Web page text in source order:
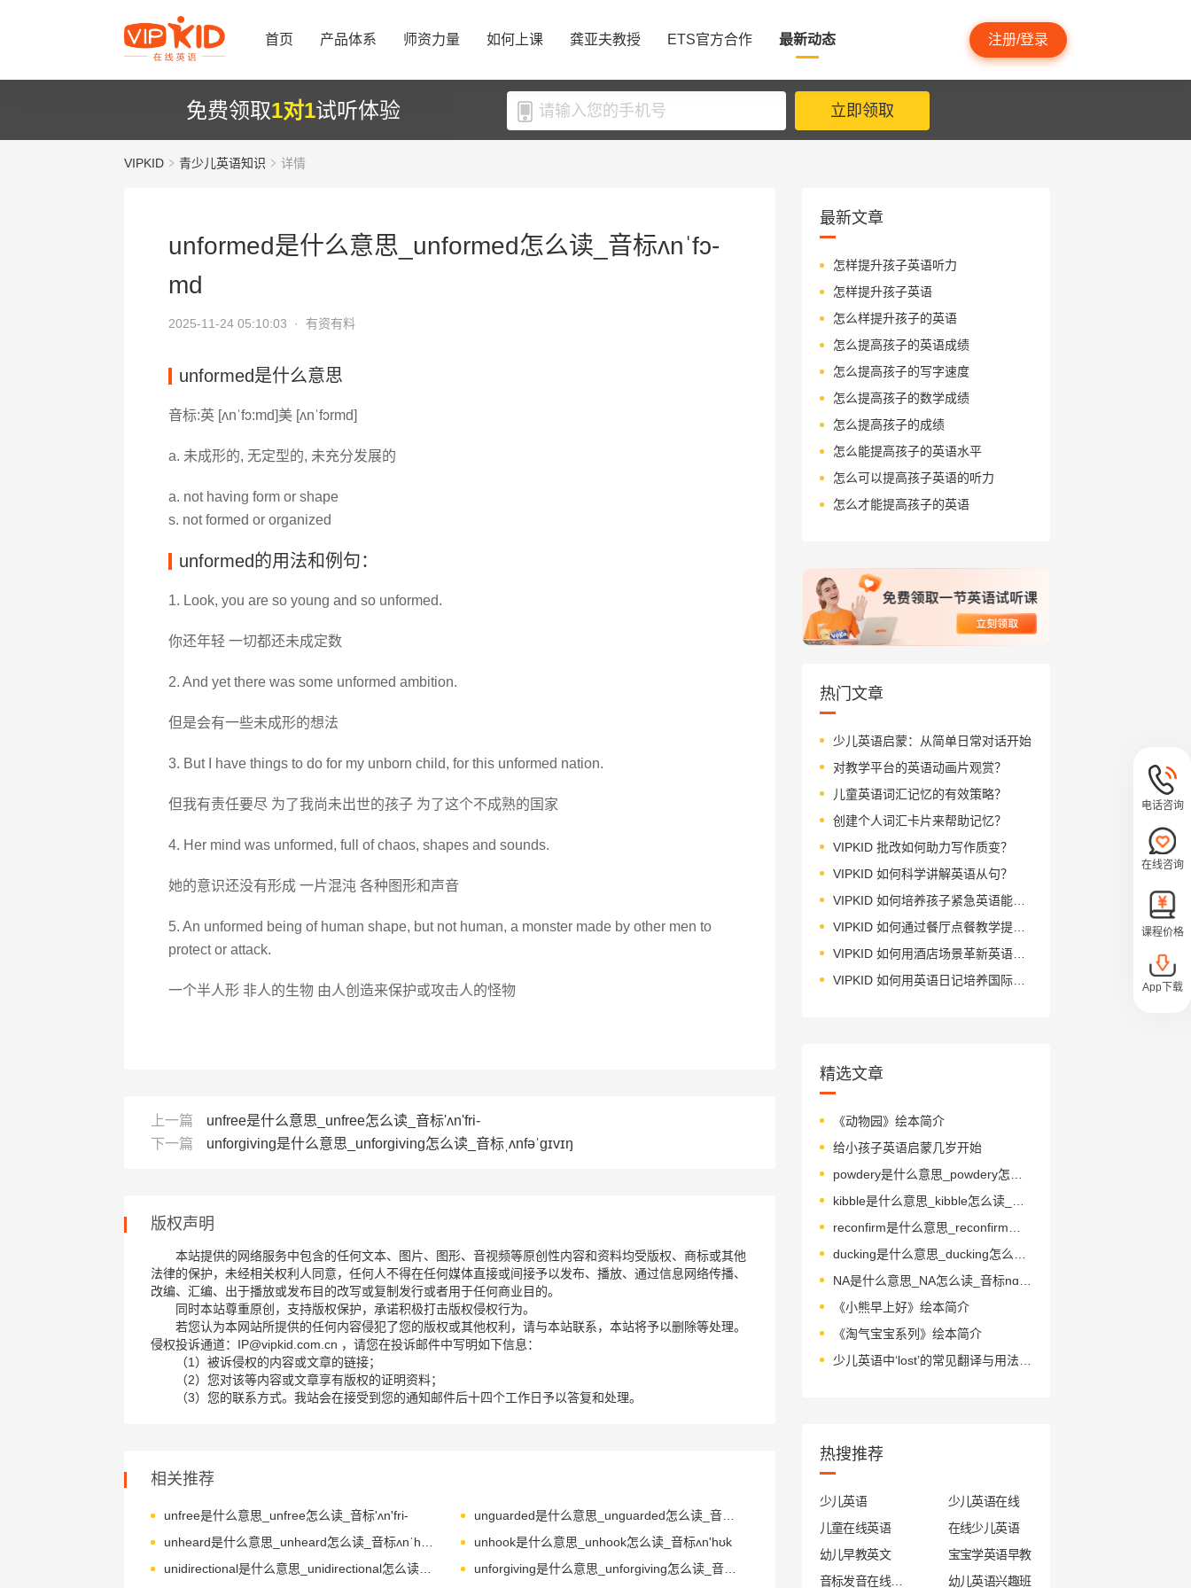
首页 产品体系 师资力量 如何上课 龚亚夫教授 ETS官方合作 最新动态 注册/登录
免费领取1对1试听体验 立即领取
VIPKID 青少儿英语知识 详情
unformed是什么意思_unformed怎么读_音标ʌnˈfɔ-
md
2025-11-24 05:10:03 · 有资有料
unformed是什么意思
音标:英 [ʌnˈfɔ:md]美 [ʌnˈfɔrmd]
a. 未成形的, 无定型的, 未充分发展的
a. not having form or shape
s. not formed or organized
unformed的用法和例句：
1. Look, you are so young and so unformed.
你还年轻 一切都还未成定数
2. And yet there was some unformed ambition.
但是会有一些未成形的想法
3. But I have things to do for my unborn child, for this unformed nation.
但我有责任要尽 为了我尚未出世的孩子 为了这个不成熟的国家
4. Her mind was unformed, full of chaos, shapes and sounds.
她的意识还没有形成 一片混沌 各种图形和声音
5. An unformed being of human shape, but not human, a monster made by other men to
protect or attack.
一个半人形 非人的生物 由人创造来保护或攻击人的怪物
上一篇
unfree是什么意思_unfree怎么读_音标'ʌn'fri-
下一篇
unforgiving是什么意思_unforgiving怎么读_音标ˌʌnfəˈgɪvɪŋ
版权声明
本站提供的网络服务中包含的任何文本、图片、图形、音视频等原创性内容和资料均受版权、商标或其他
法律的保护，未经相关权利人同意，任何人不得在任何媒体直接或间接予以发布、播放、通过信息网络传播、
改编、汇编、出于播放或发布目的改写或复制发行或者用于任何商业目的。
同时本站尊重原创，支持版权保护，承诺积极打击版权侵权行为。
若您认为本网站所提供的任何内容侵犯了您的版权或其他权利，请与本站联系，本站将予以删除等处理。
侵权投诉通道：IP@vipkid.com.cn ，请您在投诉邮件中写明如下信息：
（1）被诉侵权的内容或文章的链接；
（2）您对该等内容或文章享有版权的证明资料；
（3）您的联系方式。我站会在接受到您的通知邮件后十四个工作日予以答复和处理。
相关推荐
unfree是什么意思_unfree怎么读_音标'ʌn'fri-
unguarded是什么意思_unguarded怎么读_音标ʌnˈgɑ-dɪd
unhook是什么意思_unhook怎么读_音标ʌn'hʊk
unidirectional是什么意思_unidirectional怎么读_音标ˌju-nɪdɪ'rekʃənəl
unforgiving是什么意思_unforgiving怎么读_音标ˌʌnfəˈgɪvɪŋ
最新文章
怎样提升孩子英语听力
怎样提升孩子英语
怎么样提升孩子的英语
怎么提高孩子的英语成绩
怎么提高孩子的写字速度
怎么提高孩子的数学成绩
怎么提高孩子的成绩
怎么能提高孩子的英语水平
怎么可以提高孩子英语的听力
怎么才能提高孩子的英语
热门文章
少儿英语启蒙：从简单日常对话开始
对教学平台的英语动画片观赏？
儿童英语词汇记忆的有效策略？
创建个人词汇卡片来帮助记忆？
VIPKID 批改如何助力写作质变？
VIPKID 如何科学讲解英语从句？
VIPKID 如何培养孩子紧急英语能力？
VIPKID 如何通过餐厅点餐教学提升少儿英语应用能力？
VIPKID 如何用酒店场景革新英语教学？
VIPKID 如何用英语日记培养国际化人才？
精选文章
《动物园》绘本简介
给小孩子英语启蒙几岁开始
《小熊早上好》绘本简介
《淘气宝宝系列》绘本简介
少儿英语中‘lost’的常见翻译与用法解析
热搜推荐
少儿英语
少儿英语在线
儿童在线英语
在线少儿英语
幼儿早教英文
宝宝学英语早教
幼儿英语兴趣班
电话咨询
在线咨询
课程价格
App下载